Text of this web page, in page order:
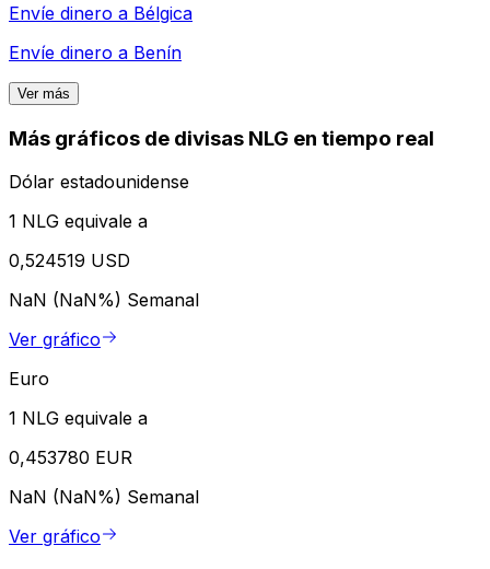
Envíe dinero a Bélgica
Envíe dinero a Benín
Ver más
Más gráficos de divisas NLG en tiempo real
Dólar estadounidense
1 NLG equivale a
0,524519 USD
NaN (NaN%) Semanal
Ver gráfico
Euro
1 NLG equivale a
0,453780 EUR
NaN (NaN%) Semanal
Ver gráfico